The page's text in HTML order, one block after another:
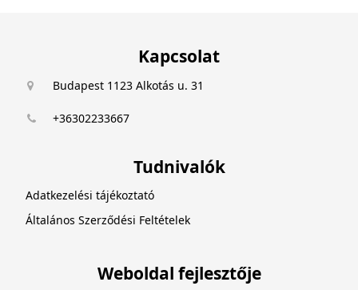
Kapcsolat
Budapest 1123 Alkotás u. 31
+36302233667
Tudnivalók
Adatkezelési tájékoztató
Általános Szerződési Feltételek
Weboldal fejlesztője